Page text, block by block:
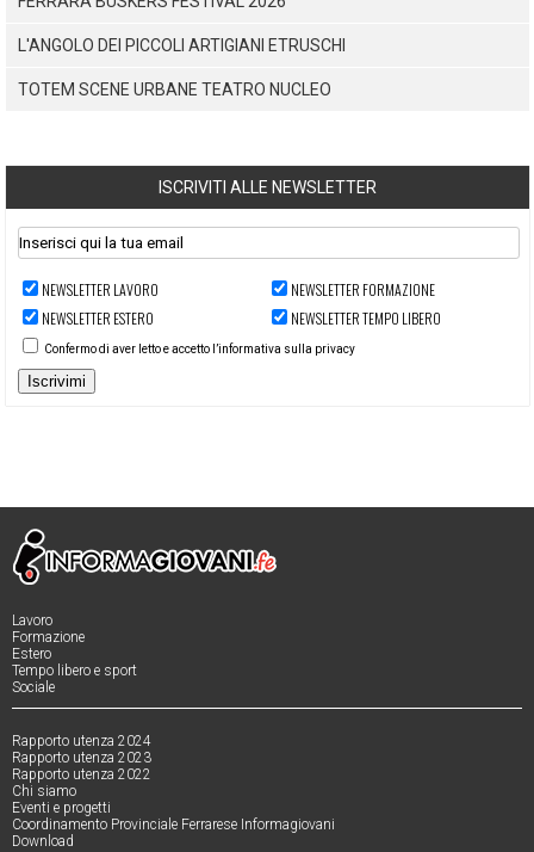
L'ANGOLO DEI PICCOLI ARTIGIANI ETRUSCHI
TOTEM SCENE URBANE TEATRO NUCLEO
ISCRIVITI ALLE NEWSLETTER
NEWSLETTER LAVORO
NEWSLETTER FORMAZIONE
NEWSLETTER ESTERO
NEWSLETTER TEMPO LIBERO
Confermo di aver letto e accetto l’informativa sulla privacy
Iscrivimi
Lavoro
Formazione
Estero
Tempo libero e sport
Sociale
Rapporto utenza 2024
Rapporto utenza 2023
Rapporto utenza 2022
Chi siamo
Eventi e progetti
Coordinamento Provinciale Ferrarese Informagiovani
Download